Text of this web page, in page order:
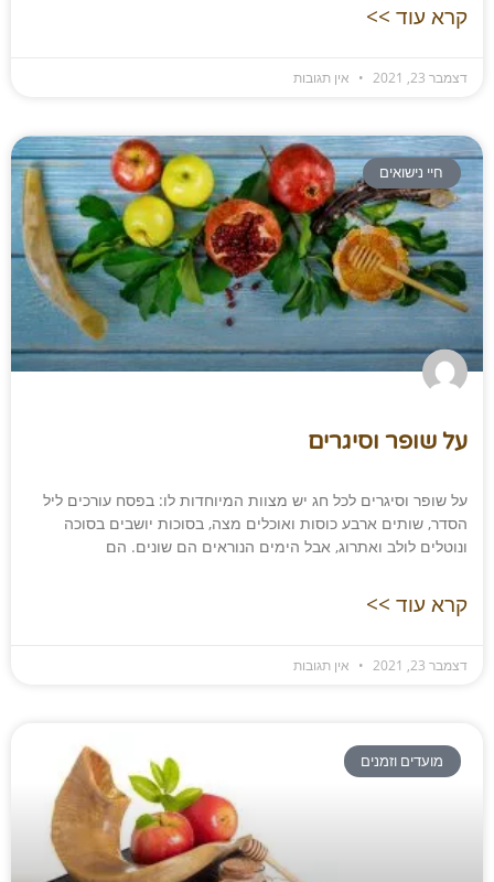
קרא עוד >>
דצמבר 23, 2021 אין תגובות
חיי נישואים
על שופר וסיגרים
על שופר וסיגרים לכל חג יש מצוות המיוחדות לו: בפסח עורכים ליל
הסדר, שותים ארבע כוסות ואוכלים מצה, בסוכות יושבים בסוכה
ונוטלים לולב ואתרוג, אבל הימים הנוראים הם שונים. הם
קרא עוד >>
דצמבר 23, 2021 אין תגובות
מועדים וזמנים